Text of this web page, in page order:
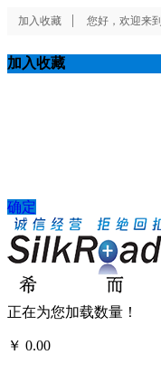
加入收藏 您好，欢迎来到
加入收藏
确定
正在为您加载数量！
￥ 0.00